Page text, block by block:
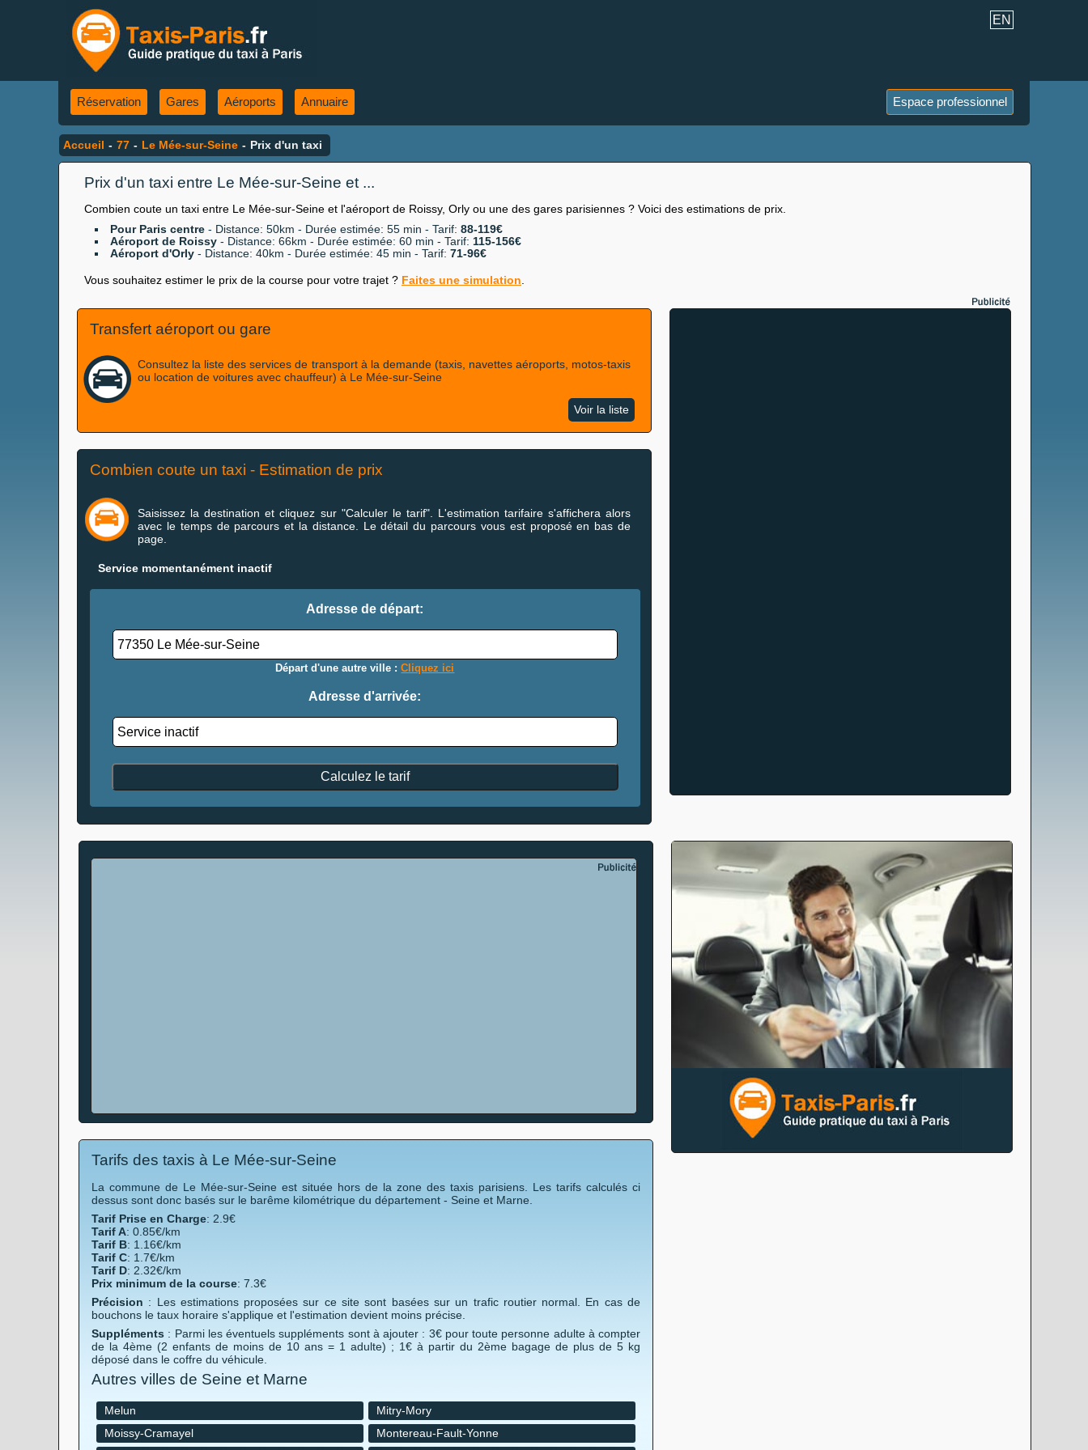
Réservation Gares Aéroports Annuaire Espace professionnel
EN
Accueil - 77 - Le Mée-sur-Seine - Prix d'un taxi
Prix d'un taxi entre Le Mée-sur-Seine et ...
Combien coute un taxi entre Le Mée-sur-Seine et l'aéroport de Roissy, Orly ou une des gares parisiennes ? Voici des estimations de prix.
Pour Paris centre - Distance: 50km - Durée estimée: 55 min - Tarif:88-119€
Aéroport de Roissy - Distance: 66km - Durée estimée: 60 min - Tarif: 115-156€
Aéroport d'Orly - Distance: 40km - Durée estimée: 45 min - Tarif:71-96€
Vous souhaitez estimer le prix de la course pour votre trajet ? Faites une simulation
Transfert aéroport ou gare
Consultez la liste des services de transport à la demande (taxis, navettes aéroports, motos-taxis
ou location de voitures avec chauffeur) à Le Mée-sur-Seine
Voir la liste
Combien coute un taxi - Estimation de prix
Saisissez la destination et cliquez sur "Calculer le tarif". L'estimation tarifaire s'affichera alors
avec le temps de parcours et la distance. Le détail du parcours vous est proposé en bas de
page.
Service momentanément inactif
Adresse de départ:
Départ d'une autre ville :Cliquez ici
Adresse d'arrivée:
Tarifs des taxis à Le Mée-sur-Seine
La commune de Le Mée-sur-Seine est située hors de la zone des taxis parisiens. Les tarifs calculés ci
dessus sont donc basés sur le barême kilométrique du département - Seine et Marne.
Tarif Prise en Charge: 2.9€
Tarif A: 0.85€/km
Tarif B: 1.16€/km
Tarif C: 1.7€/km
Tarif D: 2.32€/km
Prix minimum de la course: 7.3€
Précision : Les estimations proposées sur ce site sont basées sur un trafic routier normal. En cas de
bouchons le taux horaire s'applique et l'estimation devient moins précise.
Suppléments : Parmi les éventuels suppléments sont à ajouter : 3€ pour toute personne adulte à compter
de la 4ème (2 enfants de moins de 10 ans = 1 adulte) ; 1€ à partir du 2ème bagage de plus de 5 kg
déposé dans le coffre du véhicule.
Autres villes de Seine et Marne
Melun
Mitry-Mory
Moissy-Cramayel
Montereau-Fault-Yonne